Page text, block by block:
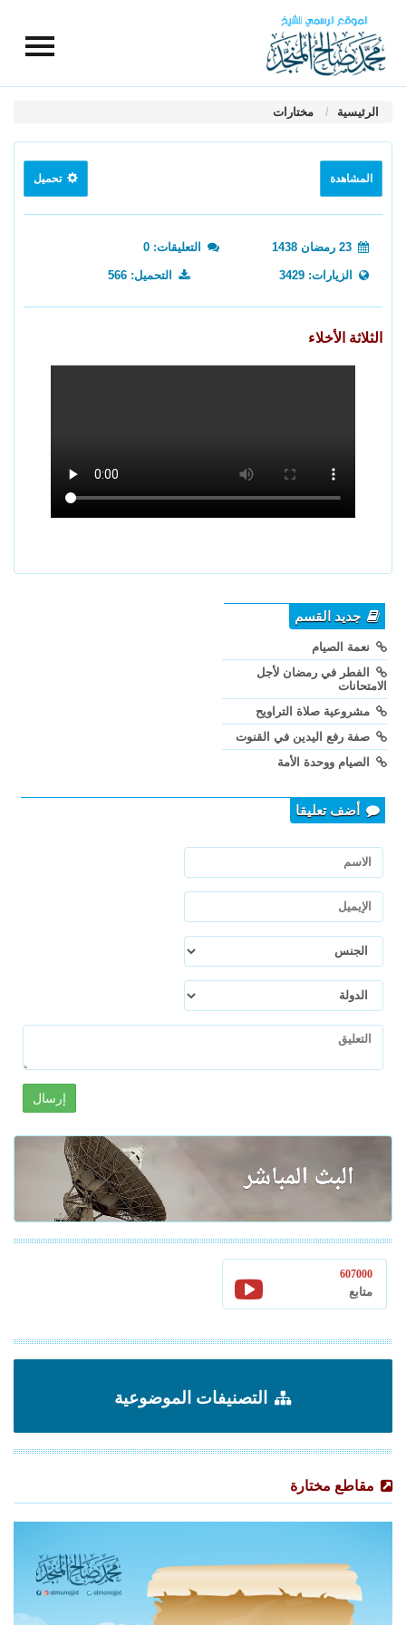
الرئيسية مختارات
المشاهدة تحميل
التعليقات: 0
الزيارات: 3429 التحميل: 566
الثلاثة الأخلاء
جديد القسم
نعمة الصيام
الفطر في رمضان لأجل
الامتحانات
مشروعية صلاة التراويح
صفة رفع اليدين في القنوت
الصيام ووحدة الأمة
أضف تعليقا
إرسال
607000
متابع
التصنيفات الموضوعية
مقاطع مختارة